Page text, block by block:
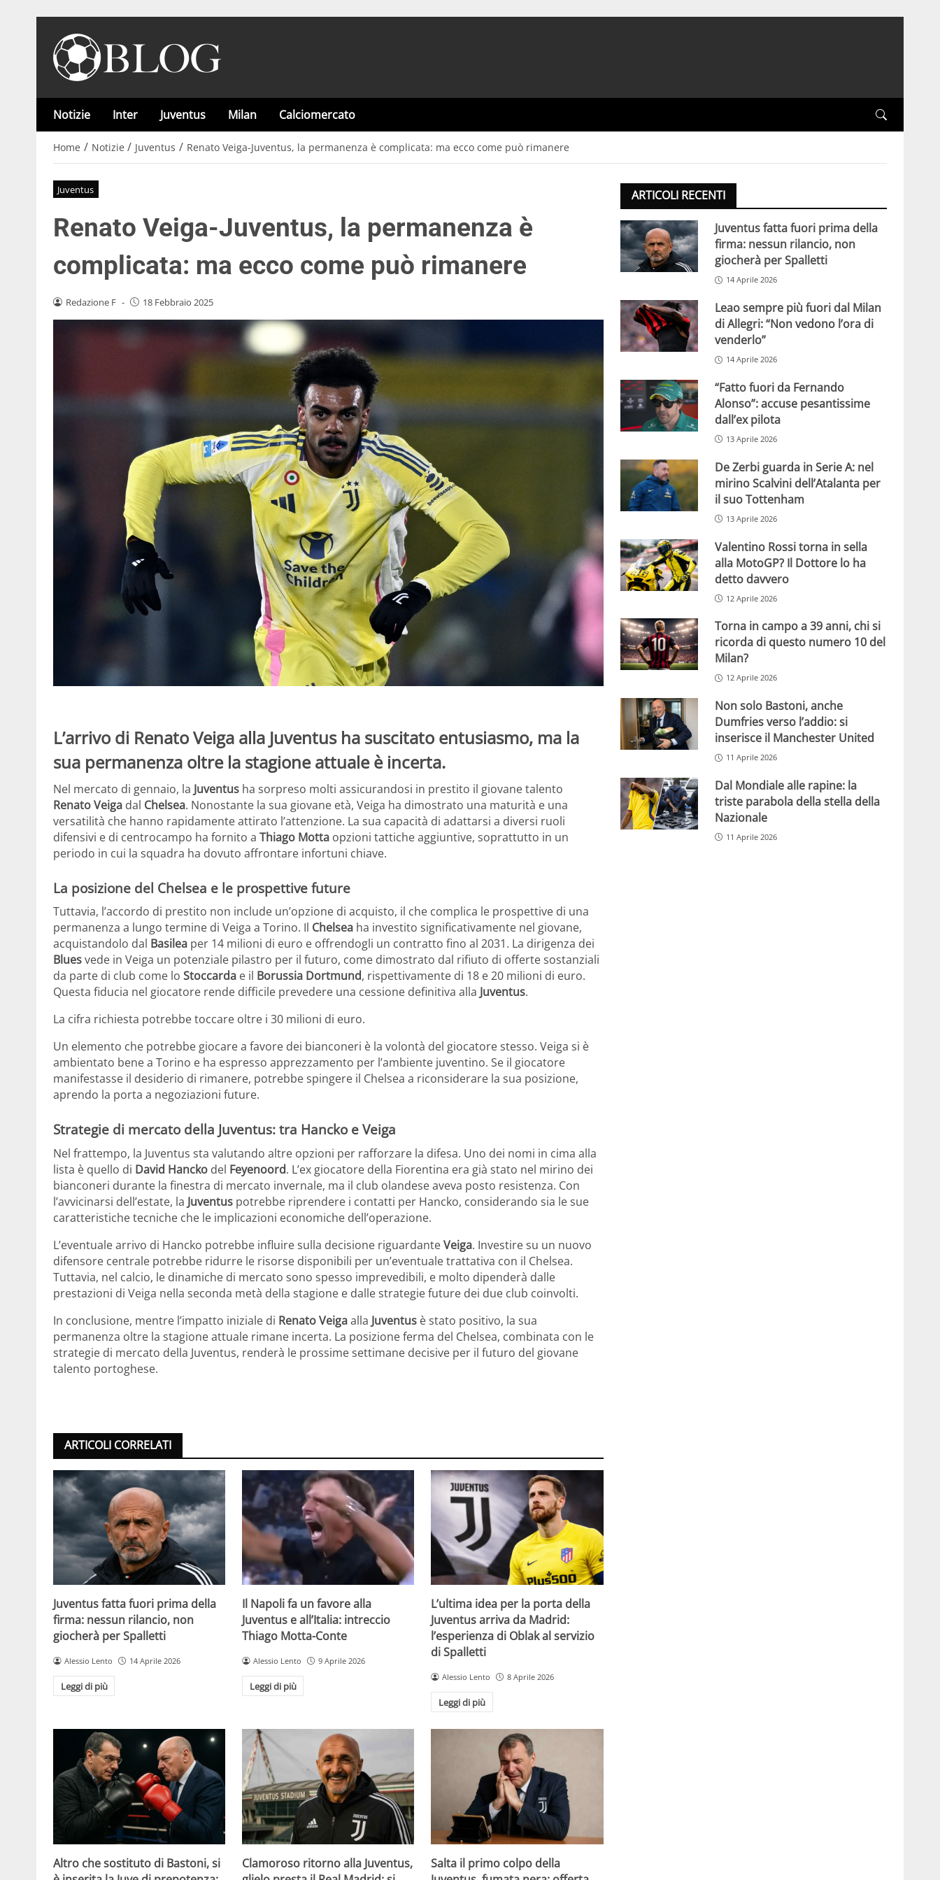
Notizie Inter Juventus Milan Calciomercato
Home / Notizie / Juventus / Renato Veiga-Juventus, la permanenza è complicata: ma ecco come può rimanere
Juventus
Renato Veiga-Juventus, la permanenza è
complicata: ma ecco come può rimanere
Redazione F - 18 Febbraio 2025
L’arrivo di Renato Veiga alla Juventus ha suscitato entusiasmo, ma la
sua permanenza oltre la stagione attuale è incerta.
Nel mercato di gennaio, la Juventus ha sorpreso molti assicurandosi in prestito il giovane talento
Renato Veiga dal Chelsea. Nonostante la sua giovane età, Veiga ha dimostrato una maturità e una
versatilità che hanno rapidamente attirato l’attenzione. La sua capacità di adattarsi a diversi ruoli
difensivi e di centrocampo ha fornito a Thiago Motta opzioni tattiche aggiuntive, soprattutto in un
periodo in cui la squadra ha dovuto affrontare infortuni chiave.
La posizione del Chelsea e le prospettive future
Tuttavia, l’accordo di prestito non include un’opzione di acquisto, il che complica le prospettive di una
permanenza a lungo termine di Veiga a Torino. Il Chelsea ha investito significativamente nel giovane,
acquistandolo dal Basilea per 14 milioni di euro e offrendogli un contratto fino al 2031. La dirigenza dei
Bluesvede in Veiga un potenziale pilastro per il futuro, come dimostrato dal rifiuto di offerte sostanziali
da parte di club come lo Stoccarda e il Borussia Dortmund, rispettivamente di 18 e 20 milioni di euro.
Questa fiducia nel giocatore rende difficile prevedere una cessione definitiva alla Juventus.
La cifra richiesta potrebbe toccare oltre i 30 milioni di euro.
Un elemento che potrebbe giocare a favore dei bianconeri è la volontà del giocatore stesso. Veiga si è
ambientato bene a Torino e ha espresso apprezzamento per l’ambiente juventino. Se il giocatore
manifestasse il desiderio di rimanere, potrebbe spingere il Chelsea a riconsiderare la sua posizione,
aprendo la porta a negoziazioni future.
Strategie di mercato della Juventus: tra Hancko e Veiga
Nel frattempo, la Juventus sta valutando altre opzioni per rafforzare la difesa. Uno dei nomi in cima alla
lista è quello di David Hancko del Feyenoord. L’ex giocatore della Fiorentina era già stato nel mirino dei
bianconeri durante la finestra di mercato invernale, ma il club olandese aveva posto resistenza. Con
l’avvicinarsi dell’estate, la Juventus potrebbe riprendere i contatti per Hancko, considerando sia le sue
caratteristiche tecniche che le implicazioni economiche dell’operazione.
L’eventuale arrivo di Hancko potrebbe influire sulla decisione riguardanteVeiga. Investire su un nuovo
difensore centrale potrebbe ridurre le risorse disponibili per un’eventuale trattativa con il Chelsea.
Tuttavia, nel calcio, le dinamiche di mercato sono spesso imprevedibili, e molto dipenderà dalle
prestazioni di Veiga nella seconda metà della stagione e dalle strategie future dei due club coinvolti.
In conclusione, mentre l’impatto iniziale di Renato Veigaalla Juventus è stato positivo, la sua
permanenza oltre la stagione attuale rimane incerta. La posizione ferma del Chelsea, combinata con le
strategie di mercato della Juventus, renderà le prossime settimane decisive per il futuro del giovane
talento portoghese.
ARTICOLI CORRELATI
Juventus fatta fuori prima della
firma: nessun rilancio, non
giocherà per Spalletti
Alessio Lento 14 Aprile 2026
Leggi di più
Il Napoli fa un favore alla
Juventus e all’Italia: intreccio
Thiago Motta-Conte
Alessio Lento 9 Aprile 2026
Leggi di più
L’ultima idea per la porta della
Juventus arriva da Madrid:
l’esperienza di Oblak al servizio
di Spalletti
Alessio Lento 8 Aprile 2026
Leggi di più
Altro che sostituto di Bastoni, si
Clamoroso ritorno alla Juventus,
Salta il primo colpo della
ARTICOLI RECENTI
Juventus fatta fuori prima della
firma: nessun rilancio, non
giocherà per Spalletti
14 Aprile 2026
Leao sempre più fuori dal Milan
di Allegri: “Non vedono l’ora di
venderlo”
14 Aprile 2026
“Fatto fuori da Fernando
Alonso”: accuse pesantissime
dall’ex pilota
13 Aprile 2026
De Zerbi guarda in Serie A: nel
mirino Scalvini dell’Atalanta per
il suo Tottenham
13 Aprile 2026
Valentino Rossi torna in sella
alla MotoGP? Il Dottore lo ha
detto davvero
12 Aprile 2026
Torna in campo a 39 anni, chi si
ricorda di questo numero 10 del
Milan?
12 Aprile 2026
Non solo Bastoni, anche
Dumfries verso l’addio: si
inserisce il Manchester United
11 Aprile 2026
Dal Mondiale alle rapine: la
triste parabola della stella della
Nazionale
11 Aprile 2026